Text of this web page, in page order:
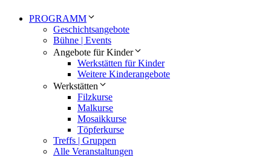
PROGRAMM
Geschichtsangebote
Bühne | Events
Angebote für Kinder
Werkstätten für Kinder
Weitere Kinderangebote
Werkstätten
Filzkurse
Malkurse
Mosaikkurse
Töpferkurse
Treffs | Gruppen
Alle Veranstaltungen